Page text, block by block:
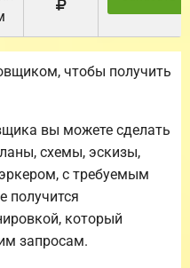
чтобы получить
вы можете сделать
схемы, эскизы,
с требуемым
получится
который
запросам.